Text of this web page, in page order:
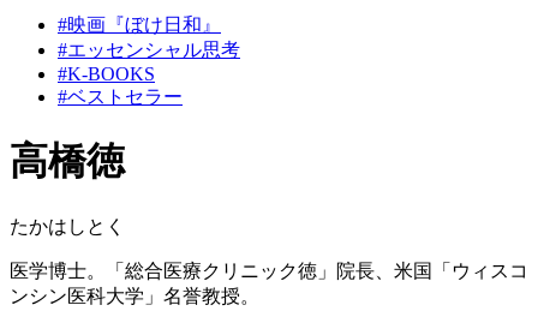
#映画『ぼけ日和』
#エッセンシャル思考
#K-BOOKS
#ベストセラー
高橋徳
たかはしとく
医学博士。「総合医療クリニック徳」院長、米国「ウィスコ
ンシン医科大学」名誉教授。